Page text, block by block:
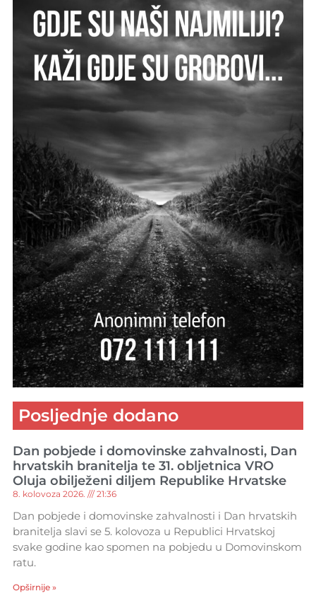
Posljednje dodano
Dan pobjede i domovinske zahvalnosti, Dan
hrvatskih branitelja te 31. obljetnica VRO
Oluja obilježeni diljem Republike Hrvatske
8. kolovoza 2026. 21:36
Dan pobjede i domovinske zahvalnosti i Dan hrvatskih
branitelja slavi se 5. kolovoza u Republici Hrvatskoj
svake godine kao spomen na pobjedu u Domovinskom
ratu.
Opširnije »